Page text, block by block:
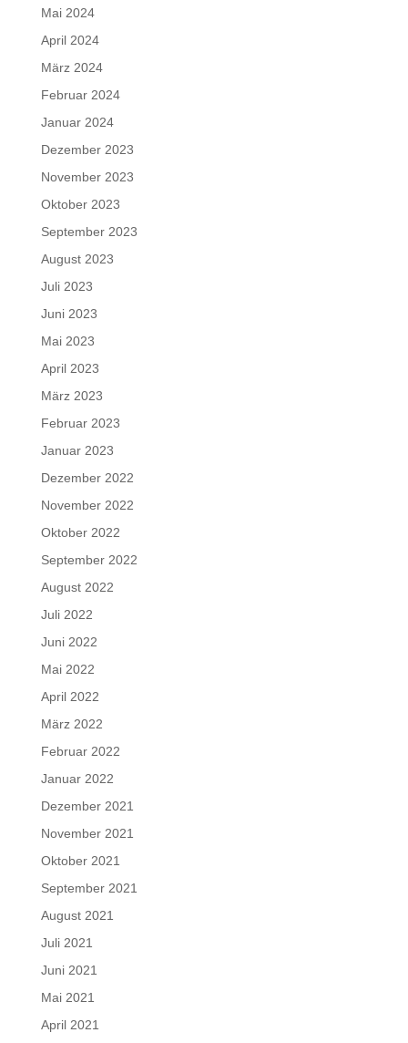
Mai 2024
April 2024
März 2024
Februar 2024
Januar 2024
Dezember 2023
November 2023
Oktober 2023
September 2023
August 2023
Juli 2023
Juni 2023
Mai 2023
April 2023
März 2023
Februar 2023
Januar 2023
Dezember 2022
November 2022
Oktober 2022
September 2022
August 2022
Juli 2022
Juni 2022
Mai 2022
April 2022
März 2022
Februar 2022
Januar 2022
Dezember 2021
November 2021
Oktober 2021
September 2021
August 2021
Juli 2021
Juni 2021
Mai 2021
April 2021